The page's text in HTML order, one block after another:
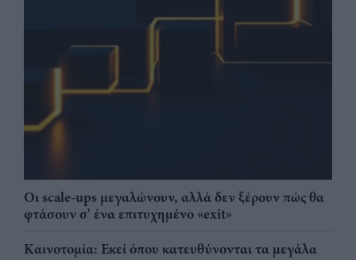
Οι scale-ups μεγαλώνουν, αλλά δεν ξέρουν πώς θα
φτάσουν σ' ένα επιτυχημένο «exit»
Καινοτομία: Εκεί όπου κατευθύνονται τα μεγάλα